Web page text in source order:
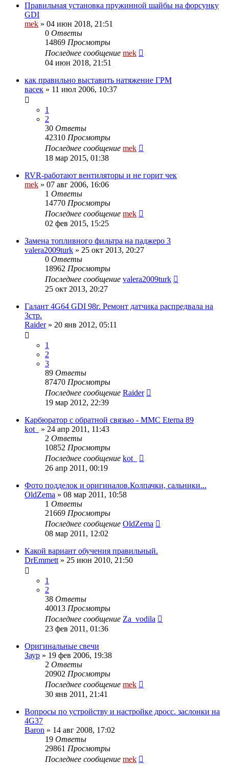
Правильная установка пружинной шайбы на форсунку
GDI
mek » 04 июн 2018, 21:51
0 Ответы
14869 Просмотры
Последнее сообщение mek
04 июн 2018, 21:51
как правильно выставить натяжение ГРМ
васек » 11 июл 2006, 10:37
1
2
30 Ответы
42310 Просмотры
Последнее сообщение mek
18 мар 2015, 01:38
RVR-работают вентиляторы и не горит чек
mek » 07 авг 2006, 16:06
1 Ответы
14770 Просмотры
Последнее сообщение mek
02 фев 2015, 15:25
Замена топливного фильтра на паджеро 3
valera2009turk » 25 окт 2013, 20:27
0 Ответы
18962 Просмотры
Последнее сообщение valera2009turk
25 окт 2013, 20:27
Галант 4G64 GDI 98г. Ремонт датчика распредвала на
3стр.
Raider» 20 янв 2012, 05:11
1
2
3
89 Ответы
87470 Просмотры
Последнее сообщение Raider
19 мар 2012, 22:39
Карбюратор с обратной связью - MMC Eterna 89
kot_
» 24 апр 2011, 11:43
2 Ответы
10852 Просмотры
Последнее сообщение kot_
26 апр 2011, 00:19
Фото подделок и оригиналов.Колпачки, сальники...
OldZema » 08 мар 2011, 10:58
1 Ответы
21669 Просмотры
Последнее сообщение OldZema
08 мар 2011, 12:02
Какой вариант обучения правильный.
DrEmmett » 25 июн 2010, 21:50
1
2
38 Ответы
40013 Просмотры
Последнее сообщение Za_vodila
23 фев 2011, 01:36
Оригинальные свечи
Заур » 19 фев 2006, 19:38
2 Ответы
20902 Просмотры
Последнее сообщение mek
30 янв 2011, 21:41
Вопросы по устройству и настройке дросс. заслонки на
4G37
Baron » 14 авг 2008, 17:02
19 Ответы
29861 Просмотры
Последнее сообщение mek